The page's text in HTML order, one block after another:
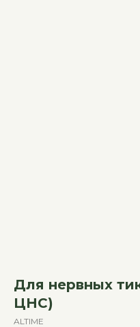
Для нервных
ЦНС)
ALTIME